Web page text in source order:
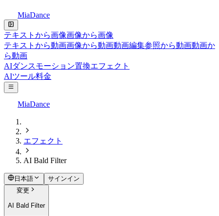
MiaDance
テキストから画像画像から画像
テキストから動画画像から動画動画編集参照から動画動画か
ら動画
AIダンスモーション置換エフェクト
AIツール料金
MiaDance
エフェクト
AI Bald Filter
日本語
サインイン
変更
AI Bald Filter